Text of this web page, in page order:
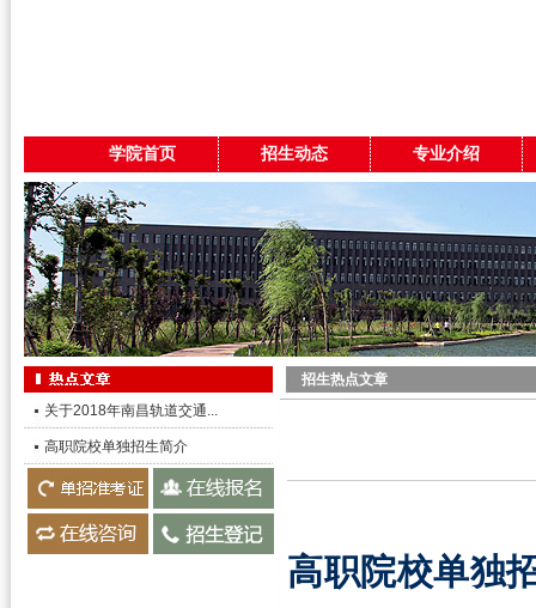
学院首页 招生动态 专业介绍
关于2018年南昌轨道交通...
高职院校单独招生简介
招生热点文章
高职院校单独